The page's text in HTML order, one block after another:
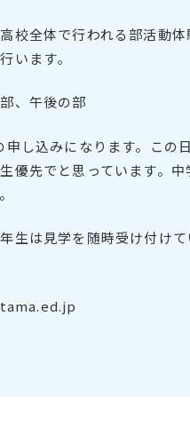
校全体で行われる部活動
います。
、午後の部
し込みになります。この
優先でと思っています。
生は見学を随時受け付け